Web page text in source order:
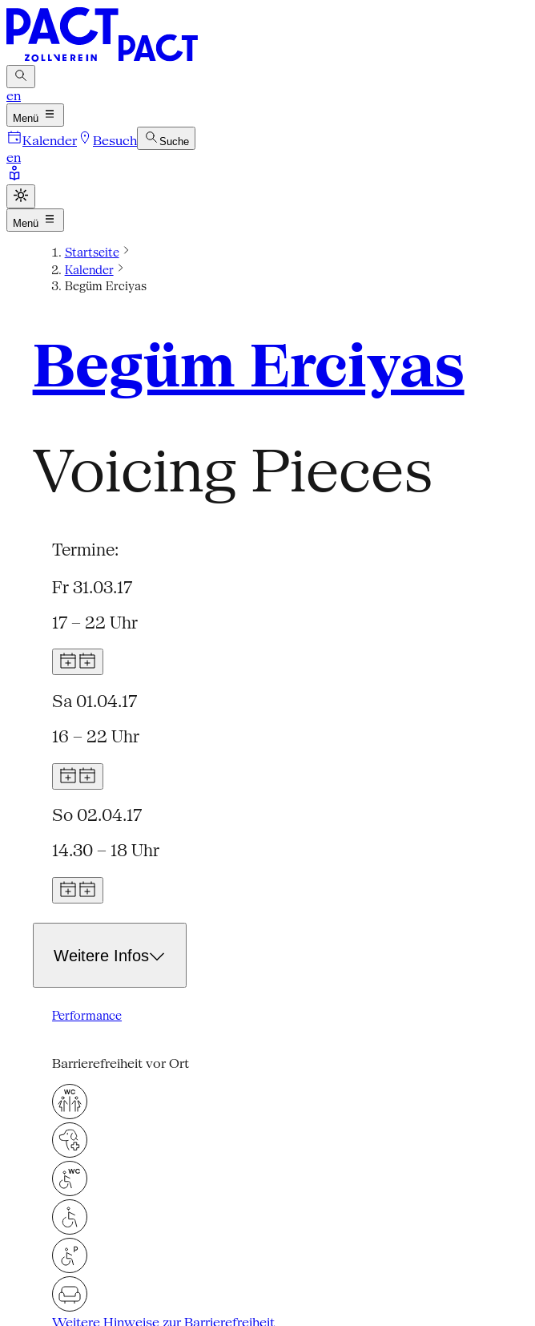
en
Menü
Kalender Besuch Suche
en
Menü
Startseite
Kalender
Begüm Erciyas
Begüm Erciyas
Voicing Pieces
Termine:
Fr 31.03.17
17 – 22 Uhr
Sa 01.04.17
16 – 22 Uhr
So 02.04.17
14.30 – 18 Uhr
Weitere Infos
Performance
Barrierefreiheit vor Ort
Weitere Hinweise zur Barrierefreiheit